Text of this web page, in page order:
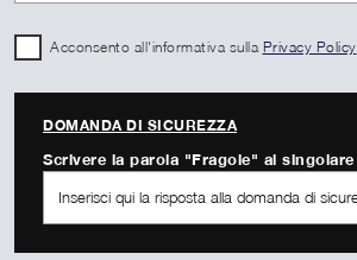
Acconsento all'informativa sulla Privacy Policy
DOMANDA DI SICUREZZA
Scrivere la parola "Fragole" al singolare